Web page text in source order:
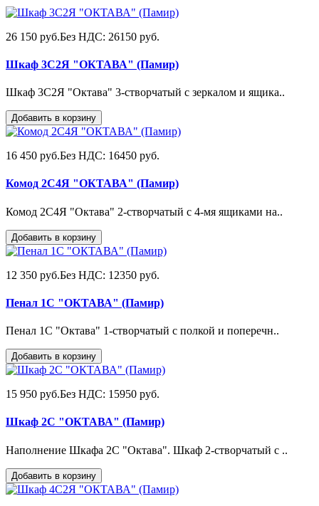
26 150 руб.Без НДС: 26150 руб.
Шкаф 3С2Я "ОКТАВА" (Памир)
Шкаф 3С2Я "Октава" 3-створчатый с зеркалом и ящика..
Добавить в корзину
16 450 руб.Без НДС: 16450 руб.
Комод 2С4Я "ОКТАВА" (Памир)
Комод 2С4Я "Октава" 2-створчатый с 4-мя ящиками на..
Добавить в корзину
12 350 руб.Без НДС: 12350 руб.
Пенал 1С "ОКТАВА" (Памир)
Пенал 1С "Октава" 1-створчатый с полкой и поперечн..
Добавить в корзину
15 950 руб.Без НДС: 15950 руб.
Шкаф 2С "ОКТАВА" (Памир)
Наполнение Шкафа 2С "Октава". Шкаф 2-створчатый с ..
Добавить в корзину